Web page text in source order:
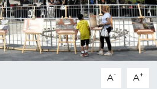
A- A+